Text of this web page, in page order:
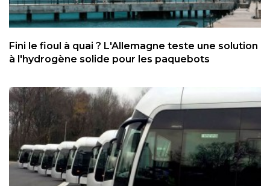
Fini le fioul à quai ? L'Allemagne teste une solution
à l'hydrogène solide pour les paquebots